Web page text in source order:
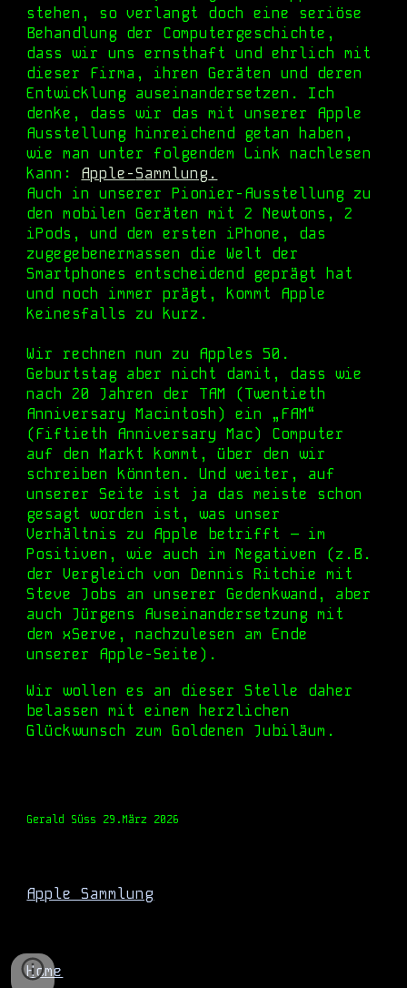
stehen, so verlangt doch eine seriöse
Behandlung der Computergeschichte,
dass wir uns ernsthaft und ehrlich mit
dieser Firma, ihren Geräten und deren
Entwicklung auseinandersetzen. Ich
denke, dass wir das mit unserer Apple
Ausstellung hinreichend getan haben,
wie man unter folgendem Linknachlesen
kann : Apple-Sammlung .
Auch in unserer Pionier-Ausstellung zu
den mobilen Geräten mit 2 Newtons, 2
iPods, und dem ersten iPhone, das
zugegebenermassen die Welt der
Smartphones entscheidend geprägt hat
und noch immer prägt, kommt Apple
keinesfalls zu kurz.
Wir rechnen nun zu Apples 50.
Geburtstag abernicht damit, dass wie
nach 20 Jahren der TAM (Twentieth
Anniversary Macintosh) ein „FAM“
(Fiftieth Anniversary Mac) Computer
auf den Markt kommt, über den wir
schreiben könnten. Und weiter, auf
unserer Seite ist ja das meiste schon
gesagt worden ist, was unser
Verhältnis zu Apple betrifft – im
Positiven, wie auch im Negativen (z.B.
der Vergleich von
Dennis Ritchie mit
Steve Jobs an unserer Gedenkwand, aber
auch Jürgens Auseinandersetzung mit
dem xServe, nachzulesen am Ende
unserer Apple-Seite).
Wir wollen es an dieser Stelle daher
belassenmiteinem herzlichen
Glückwunsch zum Goldenen Jubiläum.
Gerald Süss 29.März 2026
Apple Sammlung
Home